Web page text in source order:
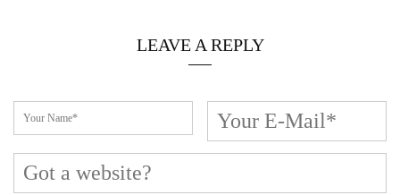
LEAVE A REPLY